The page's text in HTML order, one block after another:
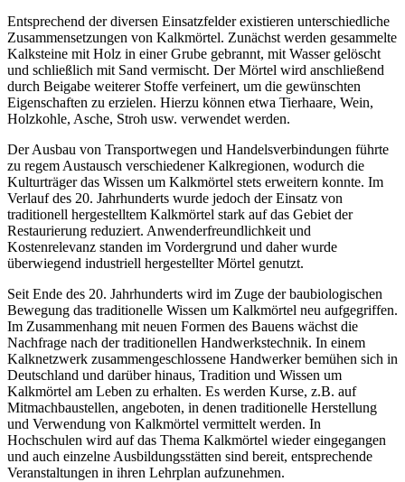
Entsprechend der diversen Einsatzfelder existieren unterschiedliche
Zusammensetzungen von Kalkmörtel. Zunächst werden gesammelte
Kalksteine mit Holz in einer Grube gebrannt, mit Wasser gelöscht
und schließlich mit Sand vermischt. Der Mörtel wird anschließend
durch Beigabe weiterer Stoffe verfeinert, um die gewünschten
Eigenschaften zu erzielen. Hierzu können etwa Tierhaare, Wein,
Holzkohle, Asche, Stroh usw. verwendet werden.
Der Ausbau von Transportwegen und Handelsverbindungen führte
zu regem Austausch verschiedener Kalkregionen, wodurch die
Kulturträger das Wissen um Kalkmörtel stets erweitern konnte. Im
Verlauf des 20. Jahrhunderts wurde jedoch der Einsatz von
traditionell hergestelltem Kalkmörtel stark auf das Gebiet der
Restaurierung reduziert. Anwenderfreundlichkeit und
Kostenrelevanz standen im Vordergrund und daher wurde
überwiegend industriell hergestellter Mörtel genutzt.
Seit Ende des 20. Jahrhunderts wird im Zuge der baubiologischen
Bewegung das traditionelle Wissen um Kalkmörtel neu aufgegriffen.
Im Zusammenhang mit neuen Formen des Bauens wächst die
Nachfrage nach der traditionellen Handwerkstechnik. In einem
Kalknetzwerk zusammengeschlossene Handwerker bemühen sich in
Deutschland und darüber hinaus, Tradition und Wissen um
Kalkmörtel am Leben zu erhalten. Es werden Kurse, z.B. auf
Mitmachbaustellen, angeboten, in denen traditionelle Herstellung
und Verwendung von Kalkmörtel vermittelt werden. In
Hochschulen wird auf das Thema Kalkmörtel wieder eingegangen
und auch einzelne Ausbildungsstätten sind bereit, entsprechende
Veranstaltungen in ihren Lehrplan aufzunehmen.